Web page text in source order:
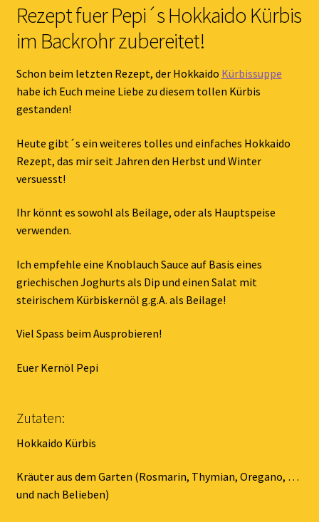
Rezept fuer Pepi´s Hokkaido Kürbis
im Backrohr zubereitet!
Schon beim letzten Rezept, der Hokkaido Kürbissuppe
habe ich Euch meine Liebe zu diesem tollen Kürbis
gestanden!
Heute gibt´s ein weiteres tolles und einfaches Hokkaido
Rezept, das mir seit Jahren den Herbst und Winter
versuesst!
Ihr könnt es sowohl als Beilage, oder als Hauptspeise
verwenden.
Ich empfehle eine Knoblauch Sauce auf Basis eines
griechischen Joghurts als Dip und einen Salat mit
steirischem Kürbiskernöl g.g.A. als Beilage!
Viel Spass beim Ausprobieren!
Euer Kernöl Pepi
Zutaten:
Hokkaido Kürbis
Kräuter aus dem Garten (Rosmarin, Thymian, Oregano, …
und nach Belieben)